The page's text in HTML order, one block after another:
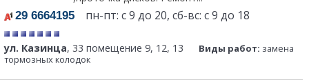
29 6664195 пн-пт: с 9 до 20, сб-вс: с 9 до 18
ул. Казинца, 33 помещение 9, 12, 13 Виды работ: замена
тормозных колодок